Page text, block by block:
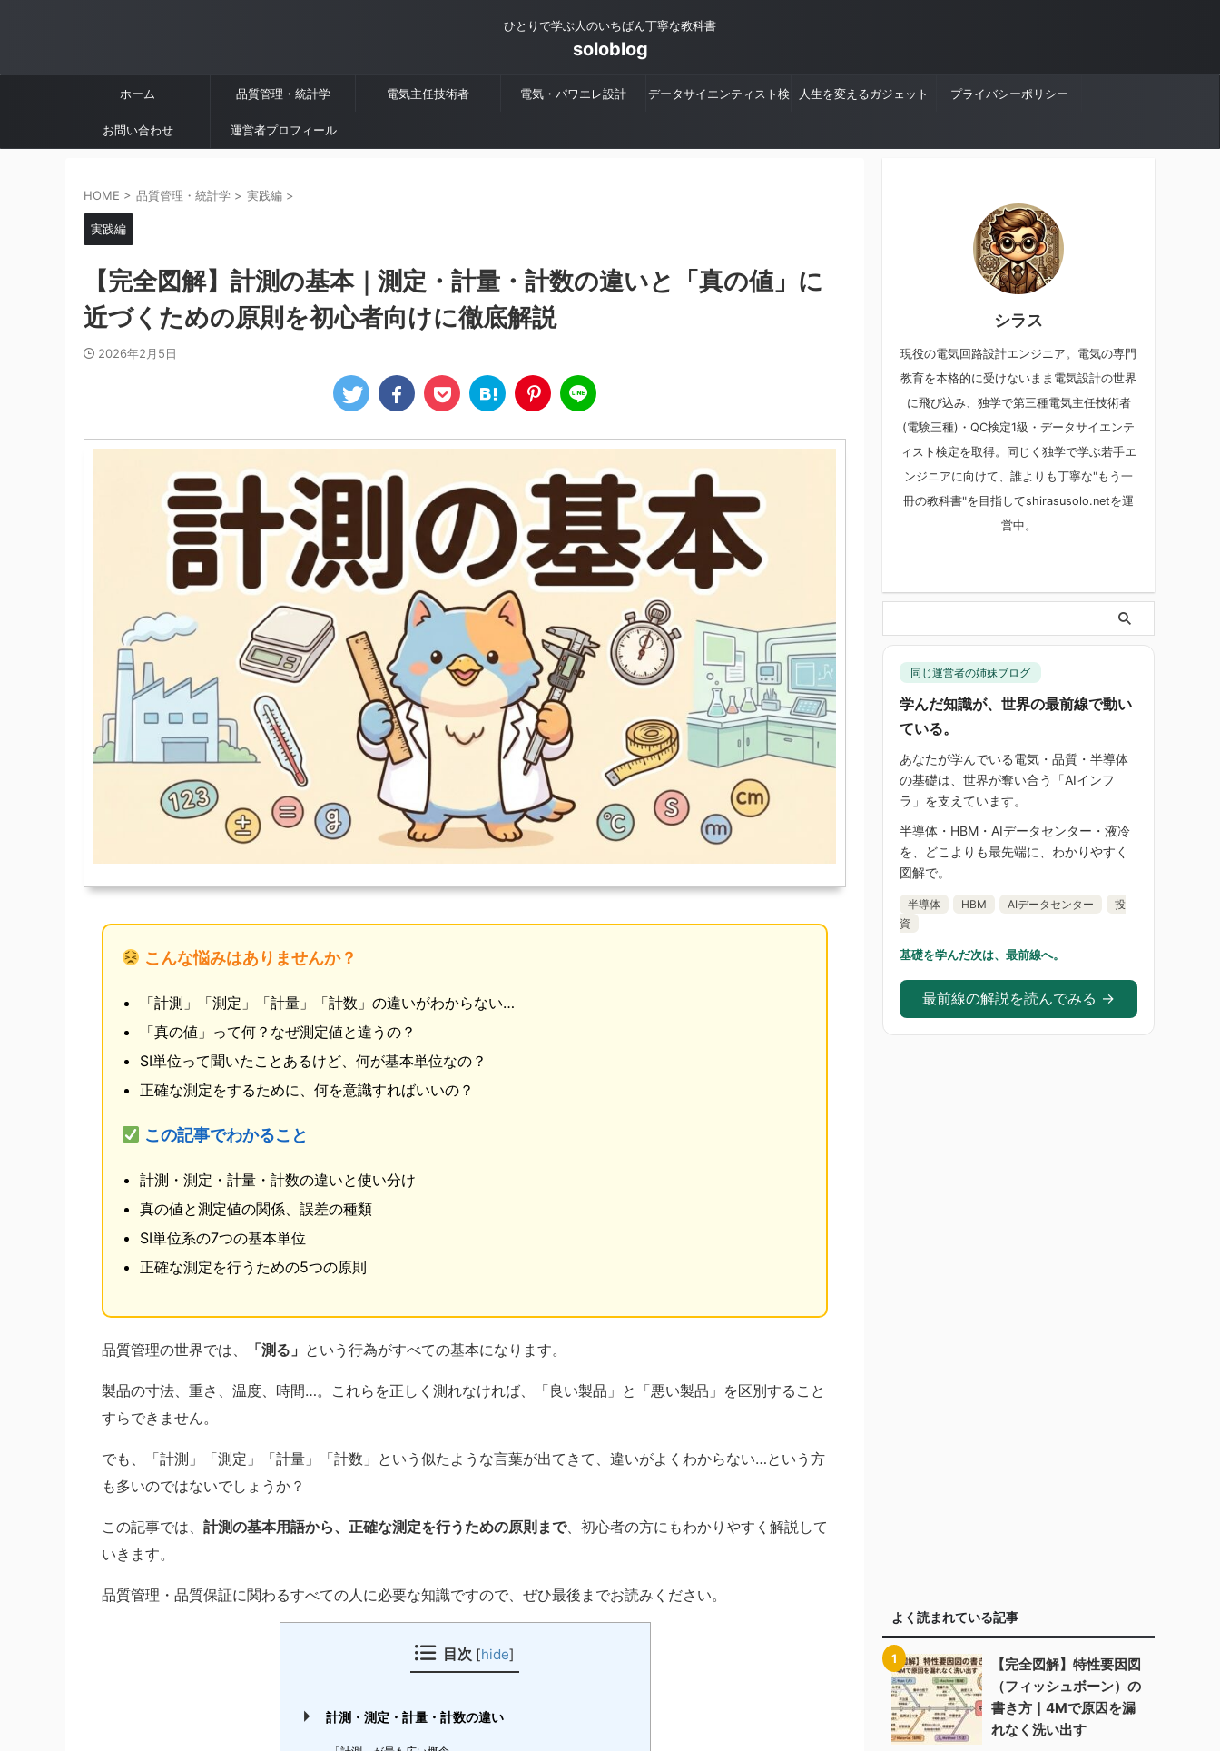
ひとりで学ぶ人のいちばん丁寧な教科書
soloblog
ホーム 品質管理・統計学 電気主任技術者 電気・パワエレ設計 データサイエンティスト検 人生を変えるガジェット プライバシーポリシー
お問い合わせ 運営者プロフィール
HOME > 品質管理・統計学 > 実践編 >
実践編
【完全図解】計測の基本｜測定・計量・計数の違いと「真の値」に
近づくための原則を初心者向けに徹底解説
2026年2月5日
こんな悩みはありませんか？
「計測」「測定」「計量」「計数」の違いがわからない…
「真の値」って何？なぜ測定値と違うの？
SI単位って聞いたことあるけど、何が基本単位なの？
正確な測定をするために、何を意識すればいいの？
この記事でわかること
計測・測定・計量・計数の違いと使い分け
真の値と測定値の関係、誤差の種類
SI単位系の7つの基本単位
正確な測定を行うための5つの原則
品質管理の世界では、 「測る」 という行為がすべての基本になります。
製品の寸法、重さ、温度、時間…。これらを正しく測れなければ、「良い製品」と「悪い製品」を区別すること
すらできません。
でも、「計測」「測定」「計量」「計数」という似たような言葉が出てきて、違いがよくわからない…という方
も多いのではないでしょうか？
この記事では、 計測の基本用語から、正確な測定を行うための原則まで、初心者の方にもわかりやすく解説して
いきます。
品質管理・品質保証に関わるすべての人に必要な知識ですので、ぜひ最後までお読みください。
目次 [hide]
計測・測定・計量・計数の違い
シラス
現役の電気回路設計エンジニア。電気の専門
教育を本格的に受けないまま電気設計の世界
に飛び込み、独学で第三種電気主任技術者
(電験三種)・QC検定1級・データサイエンテ
ィスト検定を取得。同じく独学で学ぶ若手エ
ンジニアに向けて、誰よりも丁寧な"もう一
冊の教科書"を目指してshirasusolo.netを運
営中。
同じ運営者の姉妹ブログ
学んだ知識が、世界の最前線で動い
ている。
あなたが学んでいる電気・品質・半導体
の基礎は、世界が奪い合う「AIインフ
ラ」を支えています。
半導体・HBM・AIデータセンター・液冷
を、どこよりも最先端に、わかりやすく
図解で。
半導体 HBM AIデータセンター
投
資
基礎を学んだ次は、最前線へ。
最前線の解説を読んでみる →
よく読まれている記事
【完全図解】特性要因図
（フィッシュボーン）の
書き方｜4Mで原因を漏
れなく洗い出す